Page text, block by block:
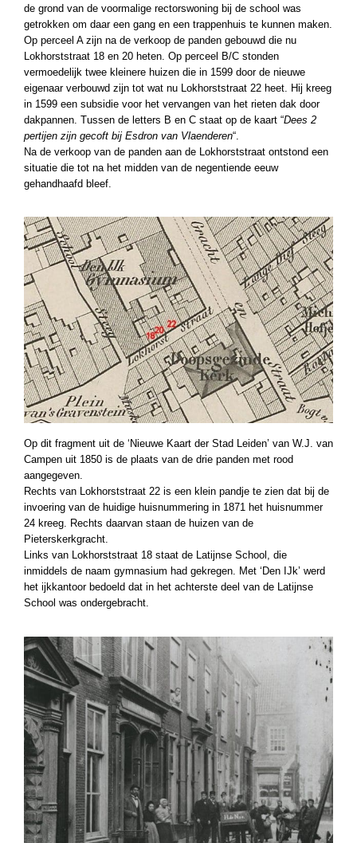
de grond van de voormalige rectorswoning bij de school was
getrokken om daar een gang en een trappenhuis te kunnen maken.
Op perceel A zijn na de verkoop de panden gebouwd die nu
Lokhorststraat 18 en 20 heten. Op perceel B/C stonden
vermoedelijk twee kleinere huizen die in 1599 door de nieuwe
eigenaar verbouwd zijn tot wat nu Lokhorststraat 22 heet. Hij kreeg
in 1599 een subsidie voor het vervangen van het rieten dak door
dakpannen. Tussen de letters B en C staat op de kaart “Dees 2
pertijen zijn gecoft bij Esdron van Vlaenderen“.
Na de verkoop van de panden aan de Lokhorststraat ontstond een
situatie die tot na het midden van de negentiende eeuw
gehandhaafd bleef.
Op dit fragment uit de ‘Nieuwe Kaart der Stad Leiden’ van W.J. van
Campen uit 1850 is de plaats van de drie panden met rood
aangegeven.
Rechts van Lokhorststraat 22 is een klein pandje te zien dat bij de
invoering van de huidige huisnummering in 1871 het huisnummer
24 kreeg. Rechts daarvan staan de huizen van de
Pieterskerkgracht.
Links van Lokhorststraat 18 staat de Latijnse School, die
inmiddels de naam gymnasium had gekregen. Met ‘Den IJk’ werd
het ijkkantoor bedoeld dat in het achterste deel van de Latijnse
School was ondergebracht.